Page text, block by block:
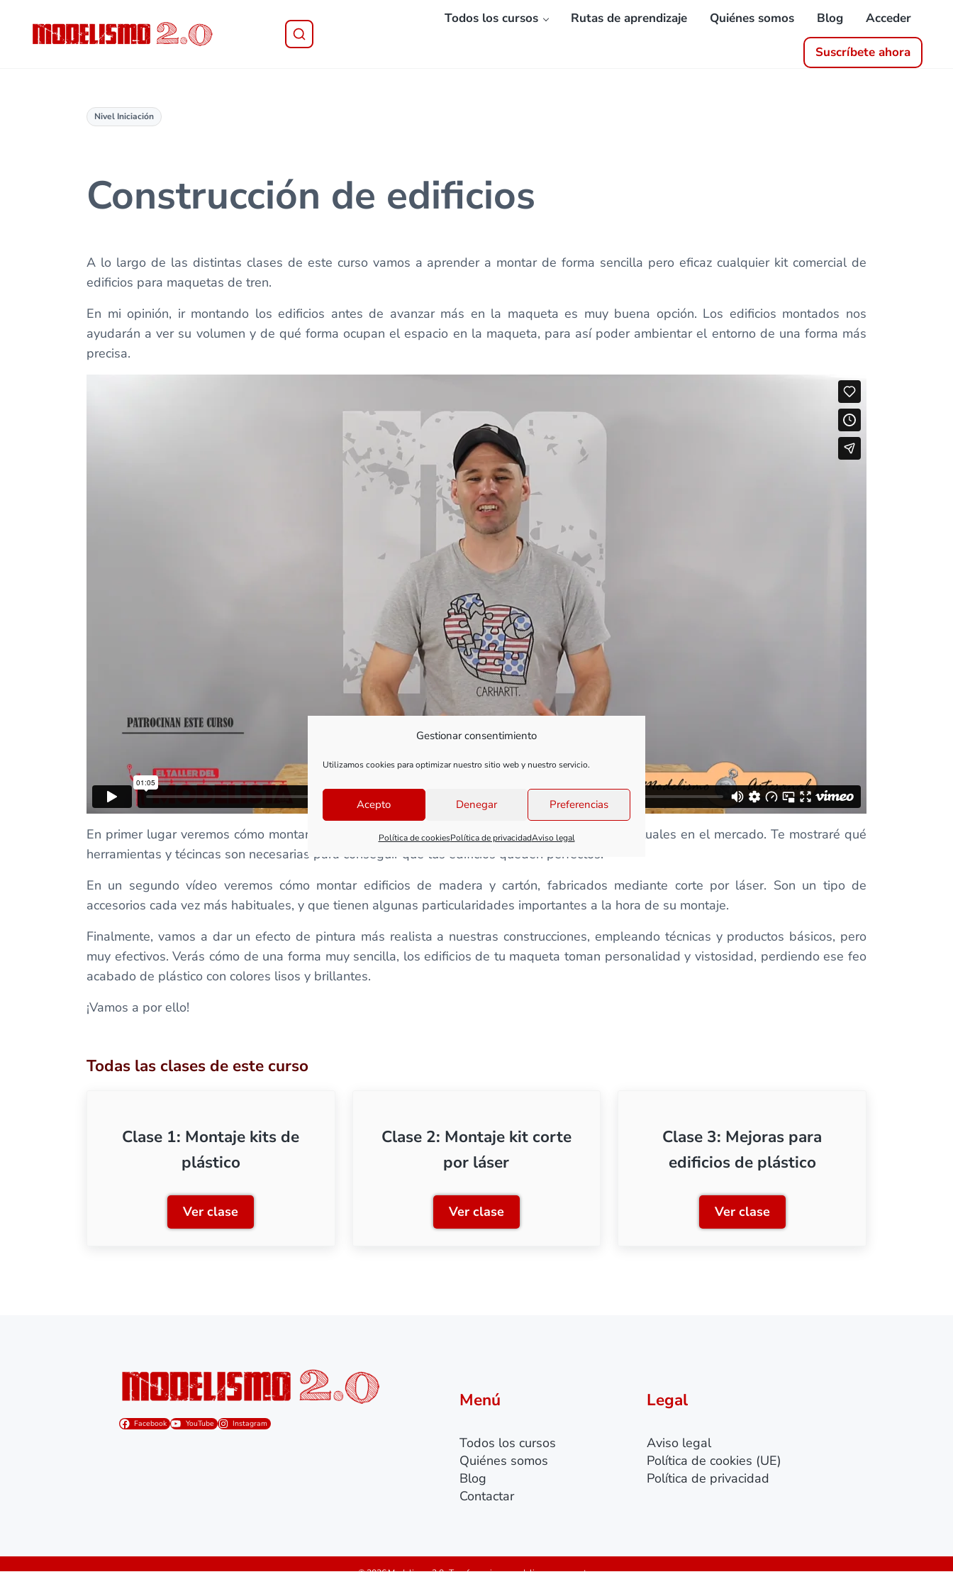
Gestionar consentimiento
Utilizamos cookies para optimizar nuestro sitio web y nuestro servicio.
Acepto Denegar Preferencias
Política de cookiesPolítica de privacidadAviso legal
Todos los cursos Rutas de aprendizaje Quiénes somos Blog Acceder
Suscríbete ahora
Nivel Iniciación
Construcción de edificios
A lo largo de las distintas clases de este curso vamos a aprender a montar de forma sencilla pero eficaz cualquier kit comercial de
edificios para maquetas de tren.
En mi opinión, ir montando los edificios antes de avanzar más en la maqueta es muy buena opción. Los edificios montados nos
ayudarán a ver su volumen y de qué forma ocupan el espacio en la maqueta, para así poder ambientar el entorno de una forma más
precisa.
En primer lugar veremos cómo montar edificios de plástico, que son seguramente los más habituales en el mercado. Te mostraré qué
herramientas y técincas son necesarias para conseguir que tus edificios queden perfectos.
En un segundo vídeo veremos cómo montar edificios de madera y cartón, fabricados mediante corte por láser. Son un tipo de
accesorios cada vez más habituales, y que tienen algunas particularidades importantes a la hora de su montaje.
Finalmente, vamos a dar un efecto de pintura más realista a nuestras construcciones, empleando técnicas y productos básicos, pero
muy efectivos. Verás cómo de una forma muy sencilla, los edificios de tu maqueta toman personalidad y vistosidad, perdiendo ese feo
acabado de plástico con colores lisos y brillantes.
¡Vamos a por ello!
Todas las clases de este curso
Clase 1: Montaje kits de
plástico
Ver claseClase 1: Montaje kits de plástico
Clase 2: Montaje kit corte
por láser
Ver claseClase 2: Montaje kit corte por láser
Clase 3: Mejoras para
edificios de plástico
Ver claseClase 3: Mejoras para edificios de
Facebook YouTube Instagram
Menú
Todos los cursos
Quiénes somos
Blog
Contactar
Legal
Aviso legal
Política de cookies (UE)
Política de privacidad
© 2026 Modelismo 2.0 · Tu referencia en modelismo y maquetas